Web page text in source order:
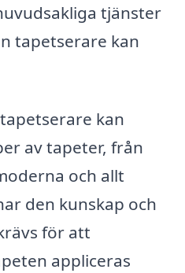
tjänster
tapetserare kan
kan
av tapeter, från
och allt
den kunskap och
för att
appliceras